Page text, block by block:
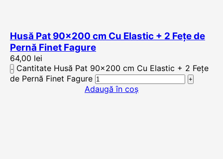
Husă Pat 90×200 cm Cu Elastic + 2 Fețe de
Pernă Finet Fagure
64,00 lei
Cantitate Husă Pat 90x200 cm Cu Elastic + 2 Fețe
de Pernă Finet Fagure
Adaugă în coș